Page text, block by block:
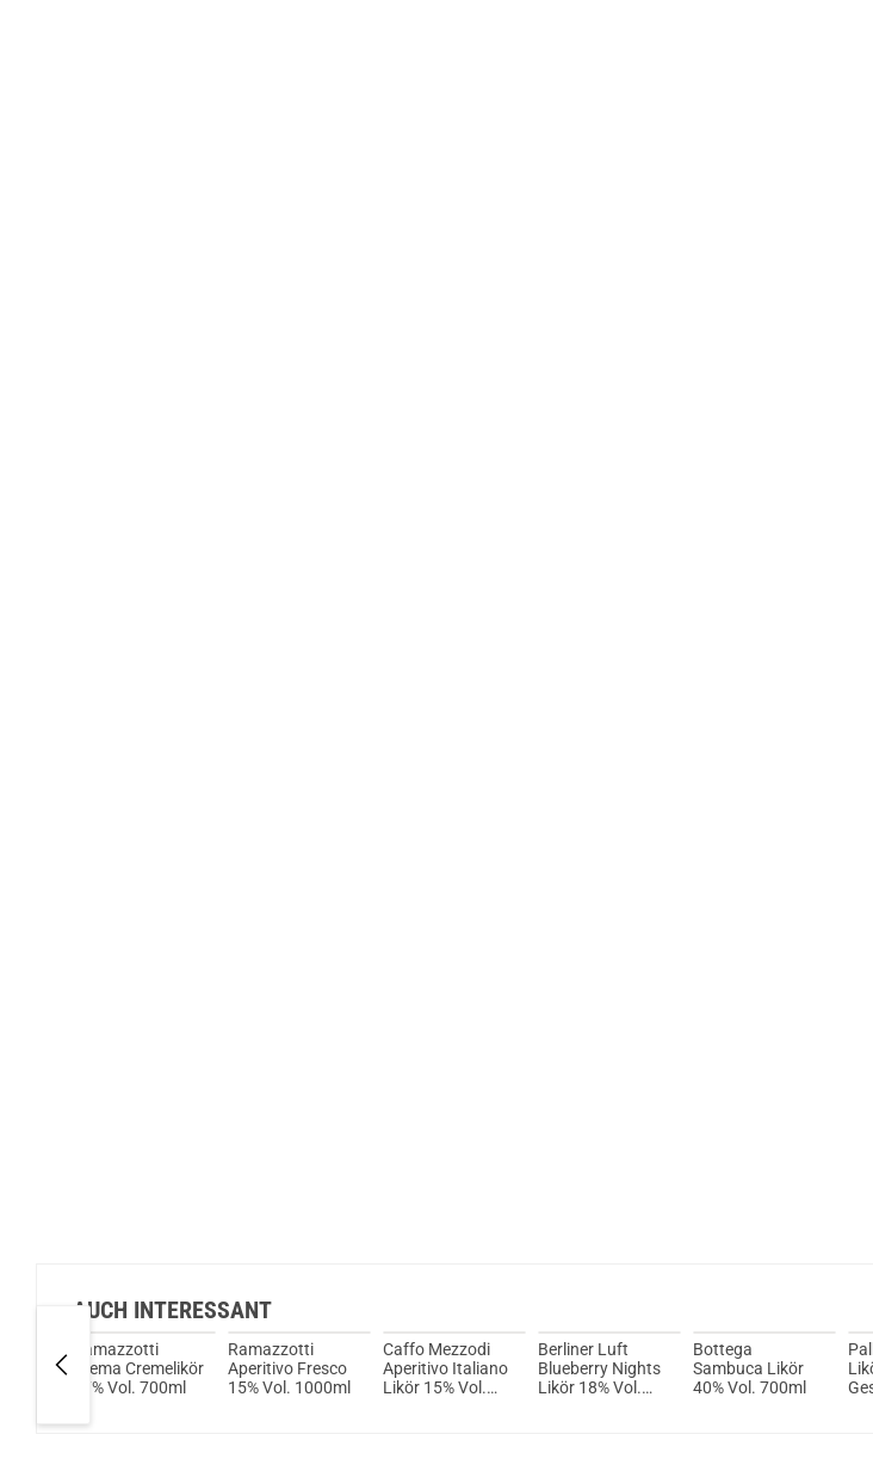
AUCH INTERESSANT
Ramazzotti
Crema Cremelikör
17% Vol. 700ml
Ramazzotti
Aperitivo Fresco
15% Vol. 1000ml
Caffo Mezzodi
Aperitivo Italiano
Likör 15% Vol.
Berliner Luft
Blueberry Nights
Likör 18% Vol.
Bottega
Sambuca Likör
40% Vol. 700ml